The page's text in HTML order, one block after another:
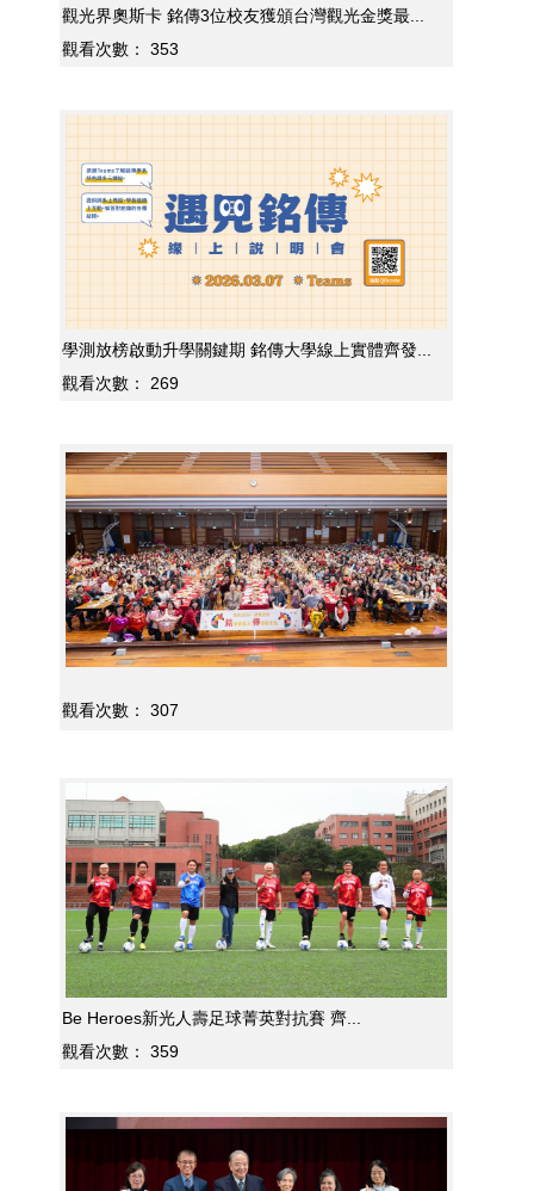
觀光界奧斯卡 銘傳3位校友獲頒台灣觀光金獎最...
觀看次數：
353
學測放榜啟動升學關鍵期 銘傳大學線上實體齊發...
觀看次數：
269
觀看次數： 307
Be Heroes新光人壽足球菁英對抗賽 齊...
觀看次數：
359